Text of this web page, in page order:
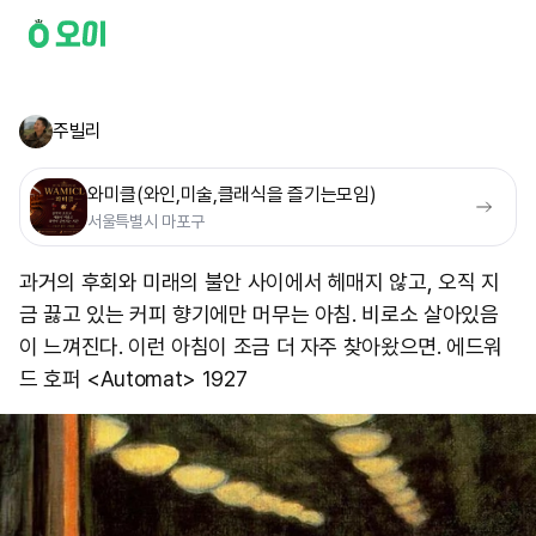
주빌리
와미클(와인,미술,클래식을 즐기는모임)
서울특별시 마포구
과거의 후회와 미래의 불안 사이에서 헤매지 않고, 오직 지
금 끓고 있는 커피 향기에만 머무는 아침. 비로소 살아있음
이 느껴진다. 이런 아침이 조금 더 자주 찾아왔으면. 에드워
드 호퍼 <Automat> 1927